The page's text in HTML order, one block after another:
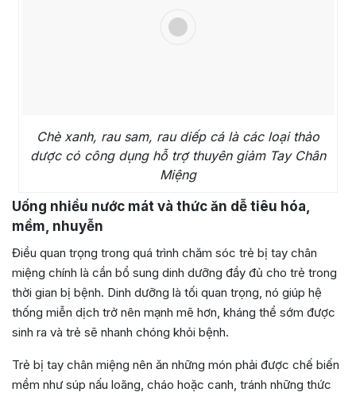
Chè xanh, rau sam, rau diếp cá là các loại thảo
dược có công dụng hỗ trợ thuyên giảm Tay Chân
Miệng
Uống nhiều nước mát và thức ăn dễ tiêu hóa,
mềm, nhuyễn
Điều quan trọng trong quá trình chăm sóc trẻ bị tay chân
miệng chính là cần bổ sung dinh dưỡng đầy đủ cho trẻ trong
thời gian bị bệnh. Dinh dưỡng là tối quan trọng, nó giúp hệ
thống miễn dịch trở nên mạnh mẽ hơn, kháng thể sớm được
sinh ra và trẻ sẽ nhanh chóng khỏi bệnh.
Trẻ bị tay chân miệng nên ăn những món phải được chế biến
mềm như súp nấu loãng, cháo hoặc canh, tránh những thức